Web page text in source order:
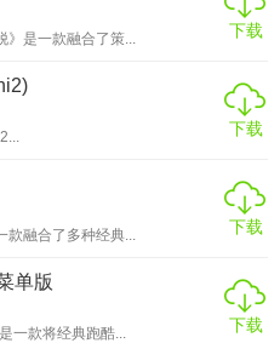
或收集隐藏道具，解锁客串
典皮肤。
击和终结技，支持慢动作回
轻/中/重攻击键组合释放连
能量，用于释放X射线技（X-
。
》是一款融合了策...
下载
下载
款融合了多种经典...
下载
单版
一款将经典跑酷...
下载